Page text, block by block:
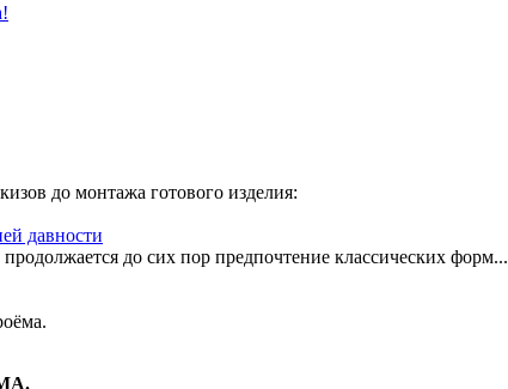
от эскизов до монтажа готового изделия:
давности
продолжается до сих пор предпочтение классических форм...